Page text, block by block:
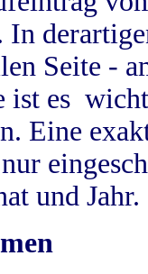
Seite -
ist es
Eine
und Jahr.